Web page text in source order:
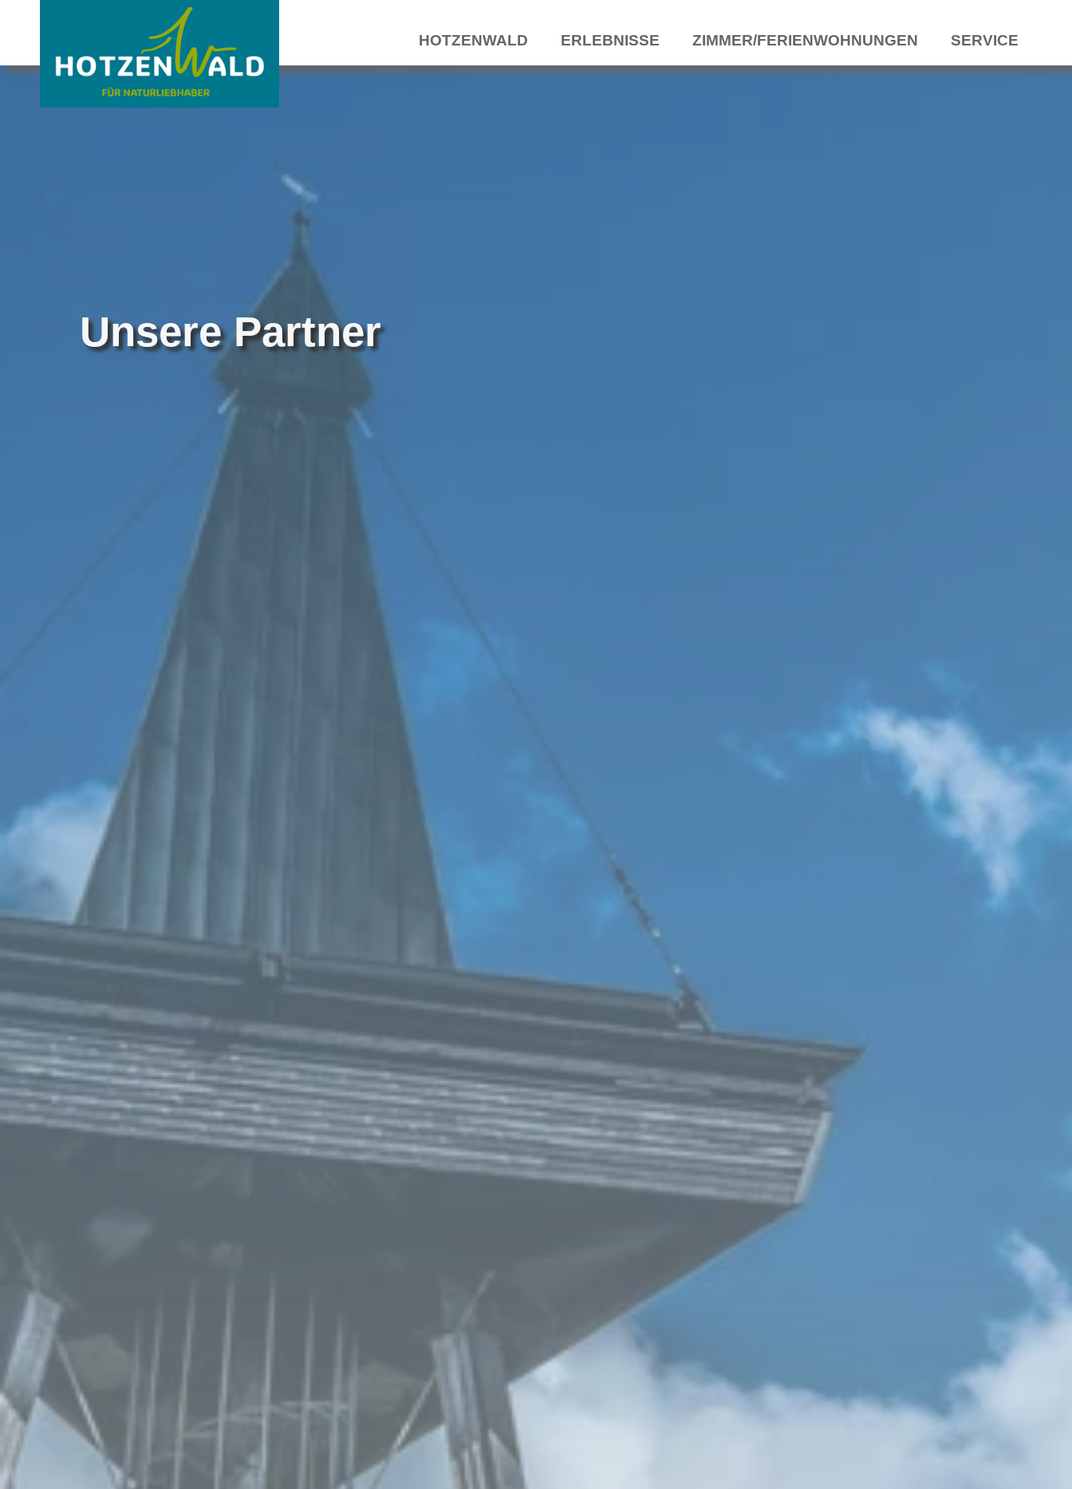
HOTZENWALD ERLEBNISSE ZIMMER/FERIENWOHNUNGEN SERVICE
Unsere Partner